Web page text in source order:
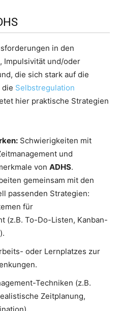
in den
Impulsivität und/oder
die sich stark auf die
die Selbstregulation
hier praktische Strategien
Schwierigkeiten mit
und
von ADHS.
gemeinsam mit den
passenden Strategien:
für
(z.B. To-Do-Listen, Kanban-
oder Lernplatzes zur
Techniken (z.B.
Zeitplanung,